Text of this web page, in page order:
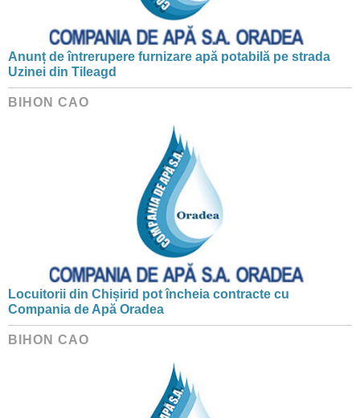
Anunț de întrerupere furnizare apă potabilă pe strada
Uzinei din Tileagd
BIHON CAO
Locuitorii din Chișirid pot încheia contracte cu
Compania de Apă Oradea
BIHON CAO